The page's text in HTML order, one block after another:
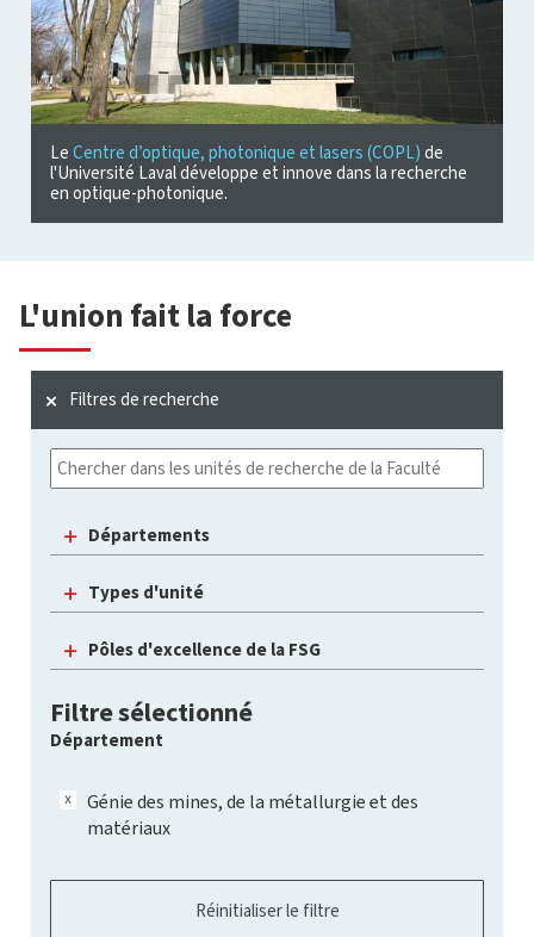
Le Centre d’optique, photonique et lasers (COPL) de
l'Université Laval développe et innove dans la recherche
en optique-photonique.
L'union fait la force
Filtres de recherche
Départements
Types d'unité
Pôles d'excellence de la FSG
Filtre sélectionné
Département
Génie des mines, de la métallurgie et des
matériaux